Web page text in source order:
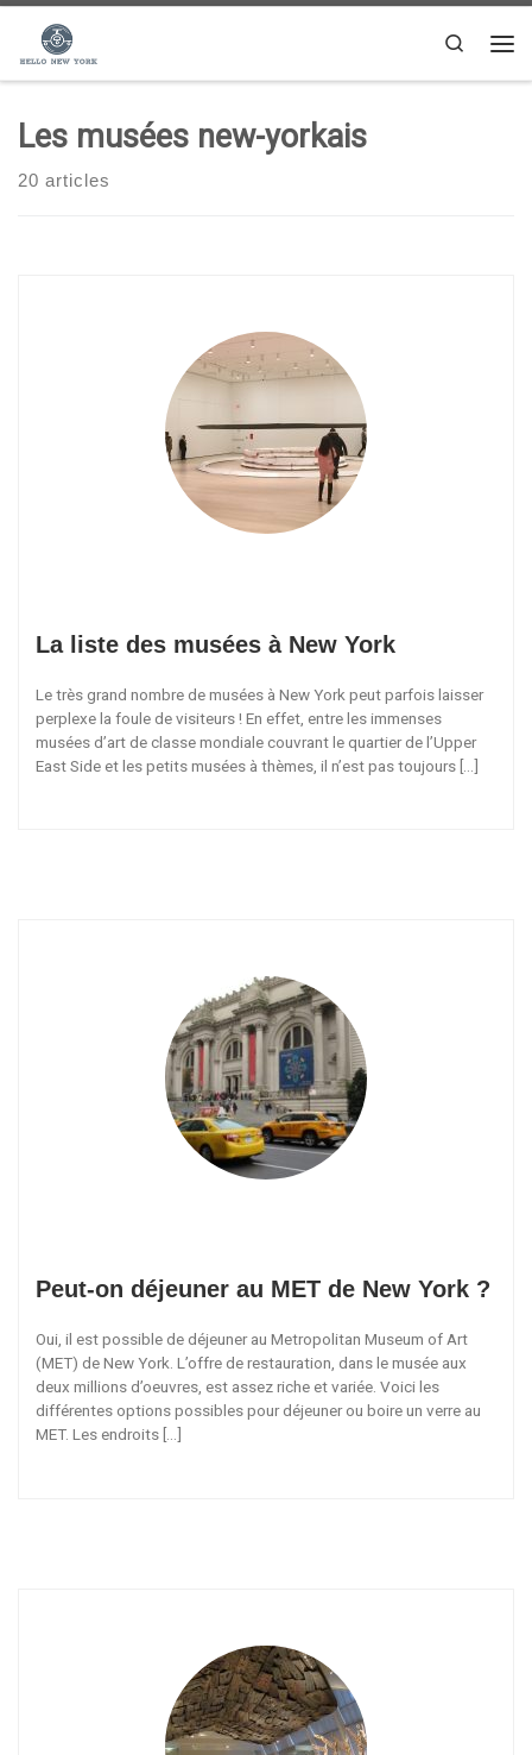
Passer au contenu
Search
Les musées new-yorkais
20 articles
La liste des musées à New York
Le très grand nombre de musées à New York peut parfois laisser
perplexe la foule de visiteurs ! En effet, entre les immenses
musées d’art de classe mondiale couvrant le quartier de l’Upper
East Side et les petits musées à thèmes, il n’est pas toujours […]
Peut-on déjeuner au MET de New York ?
Oui, il est possible de déjeuner au Metropolitan Museum of Art
(MET) de New York. L’offre de restauration, dans le musée aux
deux millions d’oeuvres, est assez riche et variée. Voici les
différentes options possibles pour déjeuner ou boire un verre au
MET. Les endroits […]